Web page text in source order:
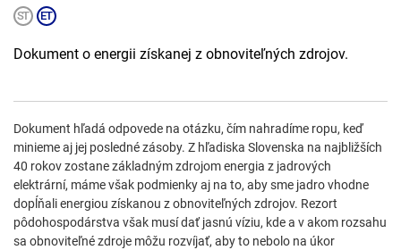
Dokument o energii získanej z obnoviteľných zdrojov.
Dokument hľadá odpovede na otázku, čím nahradíme ropu, keď
minieme aj jej posledné zásoby. Z hľadiska Slovenska na najbližších
40 rokov zostane základným zdrojom energia z jadrových
elektrární, máme však podmienky aj na to, aby sme jadro vhodne
dopĺňali energiou získanou z obnoviteľných zdrojov. Rezort
pôdohospodárstva však musí dať jasnú víziu, kde a v akom rozsahu
sa obnoviteľné zdroje môžu rozvíjať, aby to nebolo na úkor